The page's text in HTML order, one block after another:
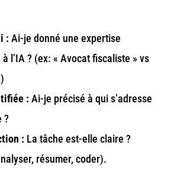
: Ai-je donné une expertise
l’IA ? (ex: « Avocat fiscaliste » vs
: Ai-je précisé à qui s’adresse
?
: La tâche est-elle claire ?
résumer, coder).